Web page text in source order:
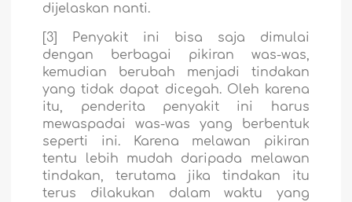
dijelaskan nanti.
[3] Penyakit ini bisa saja dimulai
dengan berbagai pikiran was-was,
kemudian berubah menjadi tindakan
yang tidak dapat dicegah. Oleh karena
itu, penderita penyakit ini harus
mewaspadai was-was yang berbentuk
seperti ini. Karena melawan pikiran
tentu lebih mudah daripada melawan
tindakan, terutama jika tindakan itu
terus dilakukan dalam waktu yang